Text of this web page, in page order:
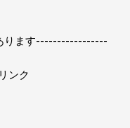
ります-----------------
ンク